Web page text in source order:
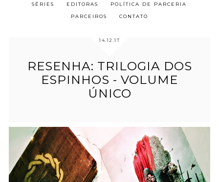
SÉRIES EDITORAS POLÍTICA DE PARCERIA
PARCEIROS CONTATO
14.12.17
RESENHA: TRILOGIA DOS
ESPINHOS - VOLUME
ÚNICO